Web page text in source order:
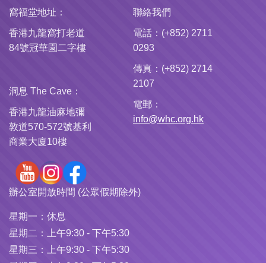
窩福堂地址：
香港九龍窩打老道
84號冠華園二字樓
洞息 The Cave：
香港九龍油麻地彌
敦道570-572號基利
商業大廈10樓
聯絡我們
電話：(+852) 2711
0293
傳真：(+852) 2714
2107
電郵：
info@whc.org.hk
辦公室開放時間 (公眾假期除外)
星期一： 休息
星期二：
上午9:30 - 下午5:30
星期三：
上午9:30 - 下午5:30